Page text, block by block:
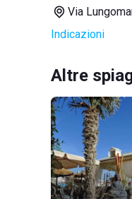
Via
Indicazioni
Altre